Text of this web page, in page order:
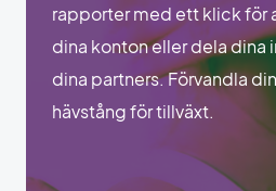
rapporter med ett klick för
dina konton eller dela dina
dina partners. Förvandla
hävstång för tillväxt.